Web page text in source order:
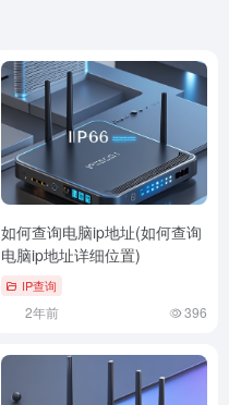
如何查询电脑ip地址(如何查询
电脑ip地址详细位置)
IP查询
2年前 396